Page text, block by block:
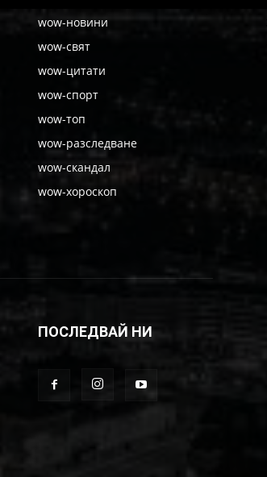
wow-новини
wow-свят
wow-цитати
wow-спорт
wow-топ
wow-разследване
wow-скандал
wow-хороскоп
ПОСЛЕДВАЙ НИ